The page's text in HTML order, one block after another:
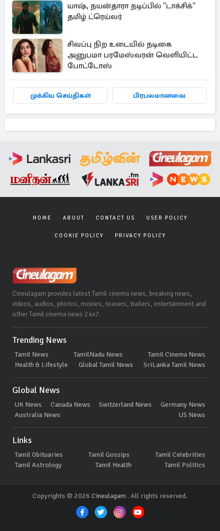
யாஷ், நயன்தாரா நடிப்பில் "டாக்சிக்"
தமிழ் ட்ரெய்லர்
சிவப்பு நிற உடையில் நடிகை
அனுபமா பரமேஸ்வரன் வெளியிட்ட
போட்டோஸ்
முக்கிய செய்திகள் பிரபலமானவை
HOME ABOUT CONTACT US USER POLICY
COOKIE POLICY PRIVACY POLICY
Cineulagam provides latest Tamil cinema news, breaking news,
videos, audios, photos, movies, teasers, trailers, entertainment and
other Tamil cinema news 24x7.
Trending News
Tamil News TamilNadu News
Tamil Cinema News
Health & Lifestyle
Global Tamil News SriLanka Tamil News
Global News
UK News Canada News Switzerland News
Germany News
Australia News
US News
Links
Tamil Obituaries Tamil Gossips
Tamil Celebrities
Tamil Astrology
Tamil Health Tamil Politics
Copyrights © 2026 Cineulagam . All rights reserved.